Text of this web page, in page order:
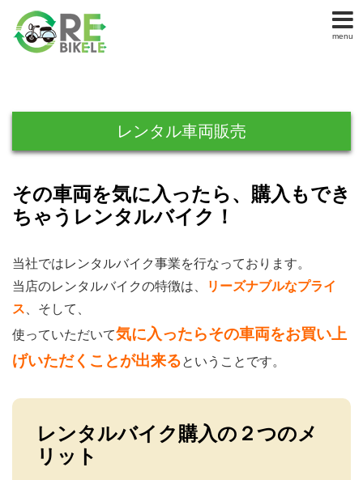
menu
レンタル車両販売
その車両を気に入ったら、購入もでき
ちゃうレンタルバイク！
当社ではレンタルバイク事業を行なっております。
当店のレンタルバイクの特徴は、
リーズナブルなプライ
ス 、そして、
使っていただいて気に入ったらその車両をお買い上
げいただくことが出来るということです。
レンタルバイク購入の２つのメ
リット